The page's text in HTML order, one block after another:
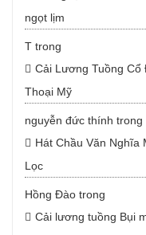
ngọt lịm
T trong
Cải Lương Tuồng Cổ
Thoại Mỹ
nguyễn đức thính trong
Hát Chầu Văn Nghĩa
Lọc
Hồng Đào trong
Cải lương tuồng Bụi